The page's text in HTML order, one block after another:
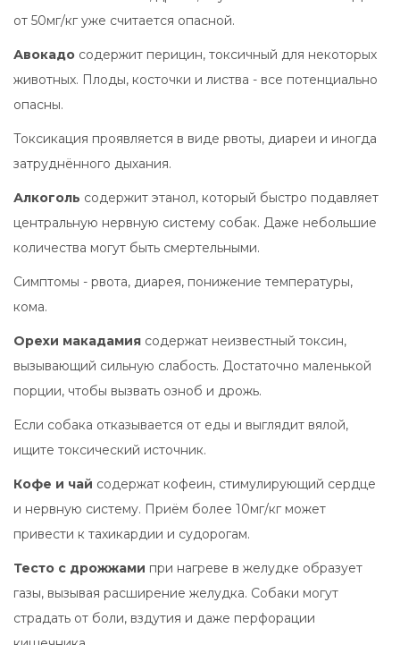
от 50мг/кг уже считается опасной.
Авокадо содержит перицин, токсичный для некоторых
животных. Плоды, косточки и листва - все потенциально
опасны.
Токсикация проявляется в виде рвоты, диареи и иногда
затруднённого дыхания.
Алкоголь содержит этанол, который быстро подавляет
центральную нервную систему собак. Даже небольшие
количества могут быть смертельными.
Симптомы - рвота, диарея, понижение температуры,
кома.
Орехи макадамия содержат неизвестный токсин,
вызывающий сильную слабость. Достаточно маленькой
порции, чтобы вызвать озноб и дрожь.
Если собака отказывается от еды и выглядит вялой,
ищите токсический источник.
Кофе и чай содержат кофеин, стимулирующий сердце
и нервную систему. Приём более 10мг/кг может
привести к тахикардии и судорогам.
Тесто с дрожжами при нагреве в желудке образует
газы, вызывая расширение желудка. Собаки могут
страдать от боли, вздутия и даже перфорации